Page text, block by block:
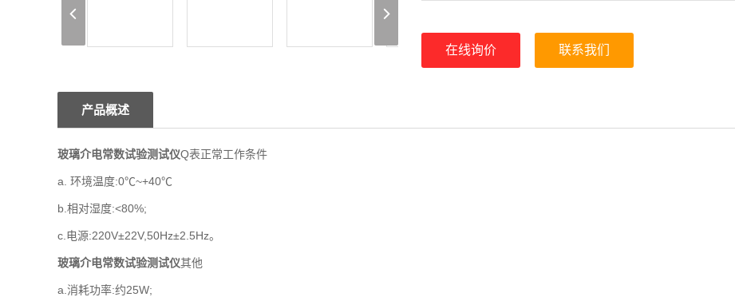
在线询价 联系我们
产品概述
玻璃介电常数试验测试仪Q表正常工作条件
a. 环境温度:0℃~+40℃
b.相对湿度:<80%;
c.电源:220V±22V,50Hz±2.5Hz。
玻璃介电常数试验测试仪其他
a.消耗功率:约25W;